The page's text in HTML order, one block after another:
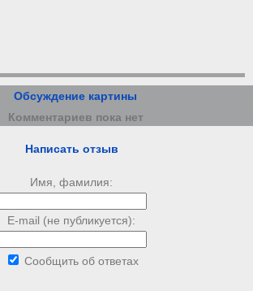
Обсуждение картины
Комментариев пока нет
Написать отзыв
Имя, фамилия:
E-mail (не публикуется):
Сообщить об ответах